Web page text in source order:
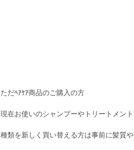
ただﾍｱｹｱ商品のご購入の方
現在お使いのシャンプーやトリートメン
種類を新しく買い替える方は事前に髪質